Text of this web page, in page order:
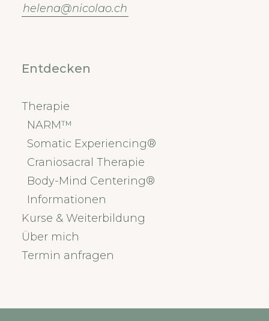
helena@nicolao.ch
Entdecken
Therapie
NARM™
Somatic Experiencing®
Craniosacral Therapie
Body-Mind Centering®
Informationen
Kurse & Weiterbildung
Über mich
Termin anfragen